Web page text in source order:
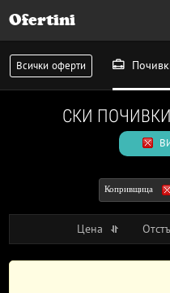
Ofertini
Всички оферти
СКИ
Копривщица
Цена